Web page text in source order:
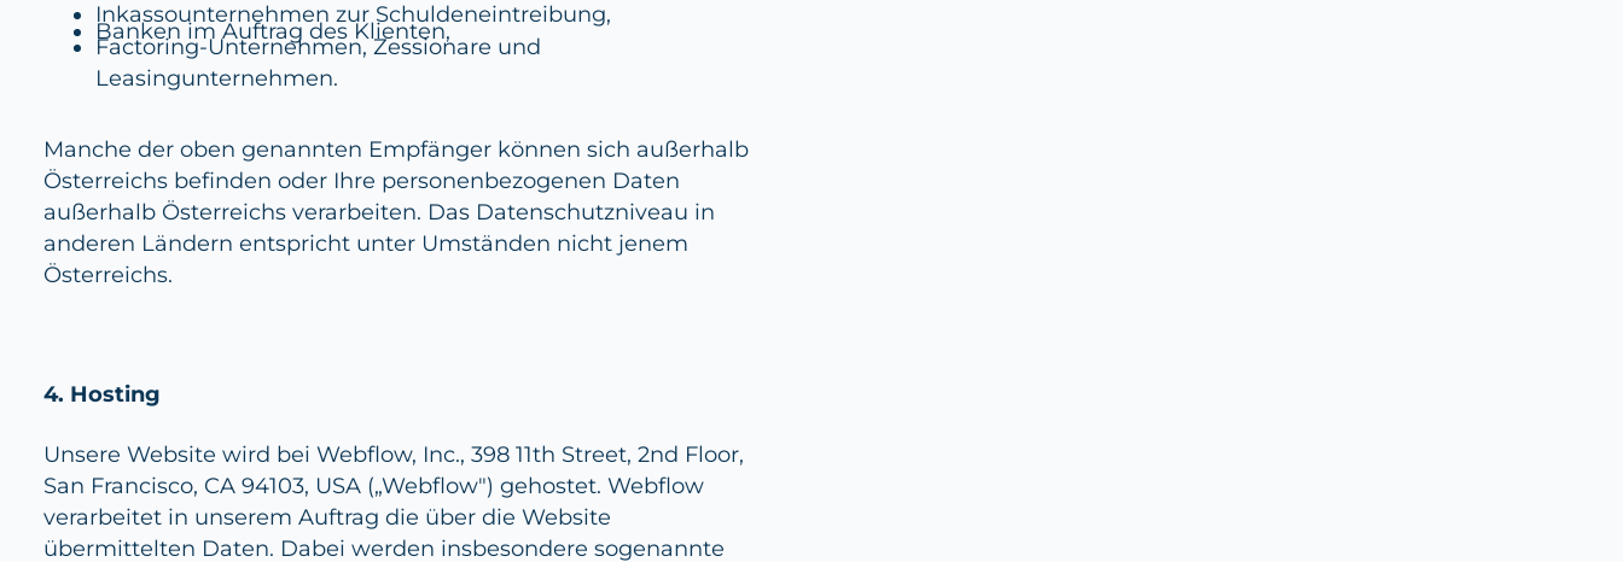
Inkassounternehmen zur Schuldeneintreibung,
Banken im Auftrag des Klienten,
Factoring-Unternehmen, Zessionare und
Leasingunternehmen.
Manche der oben genannten Empfänger können sich außerhalb
Österreichs befinden oder Ihre personenbezogenen Daten
außerhalb Österreichs verarbeiten. Das Datenschutzniveau in
anderen Ländern entspricht unter Umständen nicht jenem
Österreichs.
4. Hosting
Unsere Website wird bei Webflow, Inc., 398 11th Street, 2nd Floor,
San Francisco, CA 94103, USA („Webflow") gehostet. Webflow
verarbeitet in unserem Auftrag die über die Website
übermittelten Daten. Dabei werden insbesondere sogenannte